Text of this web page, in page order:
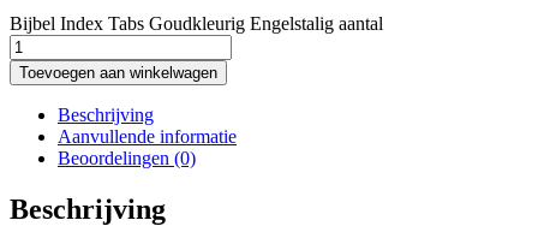
Bijbel Index Tabs Goudkleurig Engelstalig aantal
Toevoegen aan winkelwagen
Beschrijving
Aanvullende informatie
Beoordelingen (0)
Beschrijving